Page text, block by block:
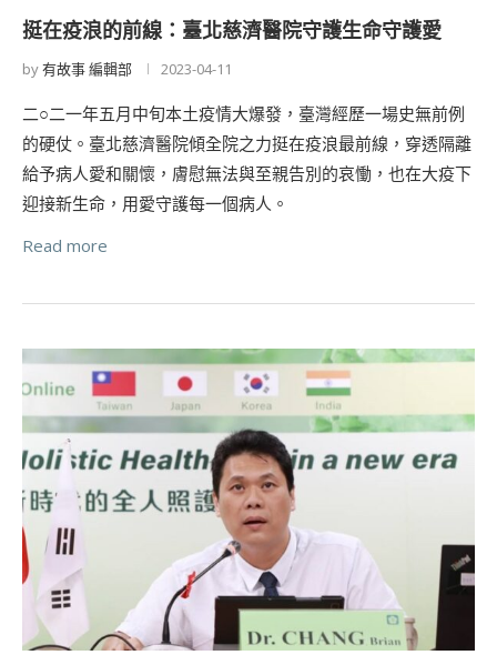
挺在疫浪的前線：臺北慈濟醫院守護生命守護愛
by有故事 編輯部 2023-04-11
二○二一年五月中旬本土疫情大爆發，臺灣經歷一場史無前例
的硬仗。臺北慈濟醫院傾全院之力挺在疫浪最前線，穿透隔離
給予病人愛和關懷，膚慰無法與至親告別的哀慟，也在大疫下
迎接新生命，用愛守護每一個病人。
Read more